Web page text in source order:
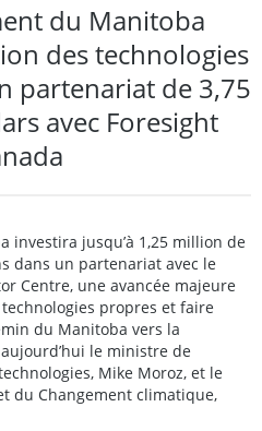
du Manitoba
des technologies
partenariat de 3,75
avec Foresight
investira jusqu’à 1,25 million de
dans un partenariat avec le
Centre, une avancée majeure
propres et faire
du Manitoba vers la
le ministre de
Mike Moroz, et le
du Changement climatique,